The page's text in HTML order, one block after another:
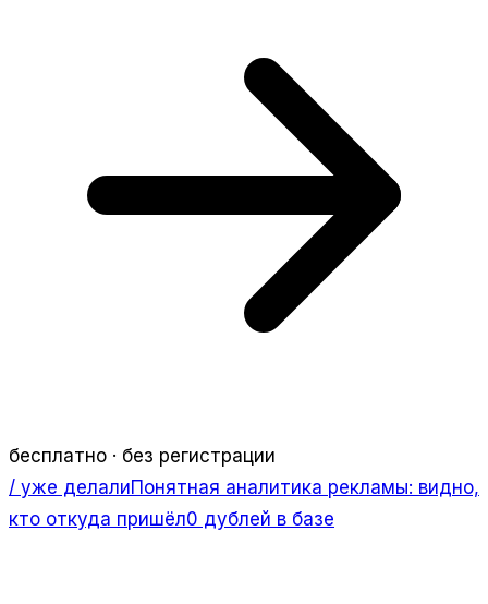
бесплатно · без регистрации
/ уже делалиПонятная аналитика рекламы: видно,
кто откуда пришёл0 дублей в базе